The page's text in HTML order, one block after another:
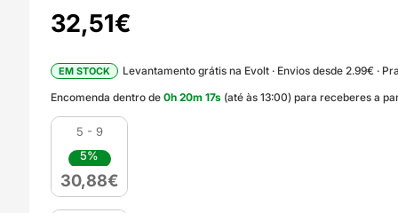
32,51€
EM STOCK
Levantamento grátis na Evolt · Envios desde 2.99€ ·
Encomenda dentro de0h20m16s(até às 13:00) para receberes a
5 - 9
5%
30,88€